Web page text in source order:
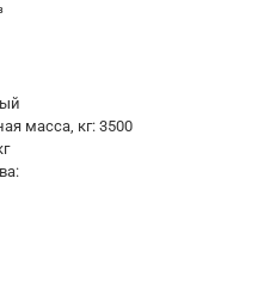
масса, кг: 3500